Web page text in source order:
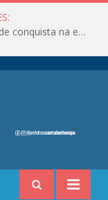
Santa Bárbara do Pará celebra uma grande conquista na educação!